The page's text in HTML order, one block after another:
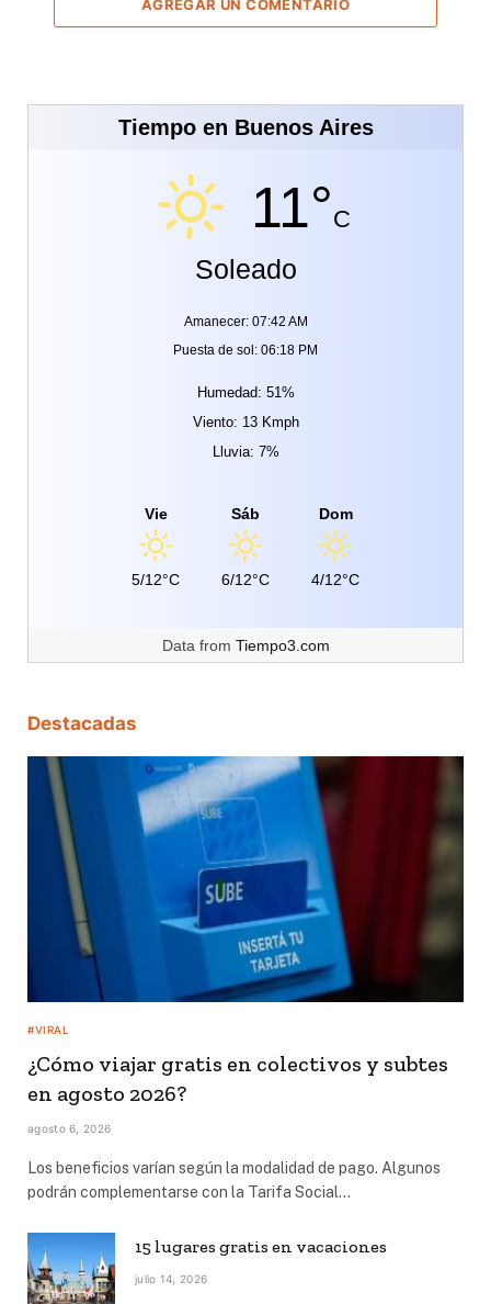
AGREGAR UN COMENTARIO
Tiempo en Buenos Aires
11°C
Soleado
Amanecer: 07:42 AM
Puesta de sol: 06:18 PM
Humedad: 51%
Viento: 13 Kmph
Lluvia: 7%
Vie
5/12°C
Sáb
6/12°C
Dom
4/12°C
Data from Tiempo3.com
Destacadas
#VIRAL
¿Cómo viajar gratis en colectivos y subtes
en agosto 2026?
agosto 6, 2026
Los beneficios varían según la modalidad de pago. Algunos
podrán complementarse con la Tarifa Social…
15 lugares gratis en vacaciones
julio 14, 2026